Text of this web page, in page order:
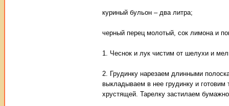
куриный бульон – два литра;
черный перец молотый, сок лимона и
1. Чеснок и лук чистим от шелухи и
2. Грудинку нарезаем длинными
выкладываем в нее грудинку и
хрустящей. Тарелку застилаем